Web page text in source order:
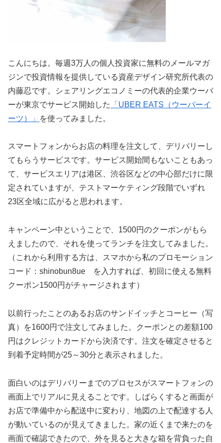
こんにちは。毎週3万人の個人投資家に無料のメールマガ
ジンで投資情報を提供している資産デザイン研究所代表の
内藤忍です。シェアリングエコノミーの代表的企業ウーバ
ーが東京でサービス開始した
「UBER EATS（ウーバーイ
ーツ）」
を使ってみました。
スマートフォンからお店の料理を注文して、デリバリーし
てもらうサービスです。サービス開始間もないこともあっ
て、サービスエリアは港区、渋谷区などの中心部だけに限
定されていますが、テストマーケティング段階でいずれ
23区全域に広がると思われます。
キャンペーン中ということで、1500円のクーポンがもら
えましたので、それを使ってランチを注文してみました。
（これから利用する方は、スマホから私のプロモーション
コード：shinobun8ue を入力すれば、初回に使える無料
クーポン1500円がチャージされます）
以前行ったことのあるお店のサンドイッチとコーヒー（写
真）を1600円で注文してみました。クーポンとの差額100
円はクレジットカードから決済です。注文を確定させると
到着予定時間が25～30分と表示されました。
面白いのはデリバリーまでのプロセスがスマートフォンの
画面上でリアルに見えることです。しばらくすると画面が
お店で準備中から配送中に変わり、地図の上で配達する人
が動いているのが見えてきました。家の近くまで来たのを
画面で確認できたので、外を見ると大きな箱を背負った自